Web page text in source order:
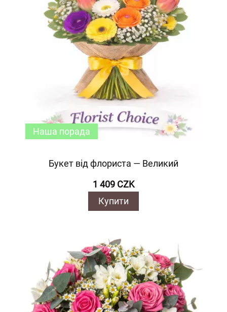
Букет від флориста — Великий
1 409 CZK
Купити
Наша порада